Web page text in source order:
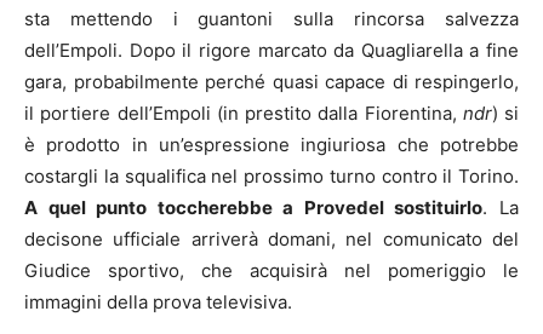
sta mettendo i guantoni sulla rincorsa salvezza
dell’Empoli. Dopo il rigore marcato da Quagliarella a fine
gara, probabilmente perché quasi capace di respingerlo,
il portiere dell’Empoli (in prestito dalla Fiorentina, ndr) si
è prodotto in un’espressione ingiuriosa che potrebbe
costargli la squalifica nel prossimo turno contro il Torino.
A quel punto toccherebbe a Provedel sostituirlo. La
decisone ufficiale arriverà domani, nel comunicato del
Giudice sportivo, che acquisirà nel pomeriggio le
immagini della prova televisiva.